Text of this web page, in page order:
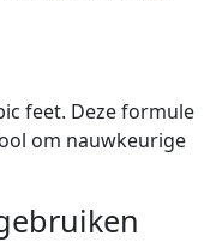
feet. Deze formule
om nauwkeurige